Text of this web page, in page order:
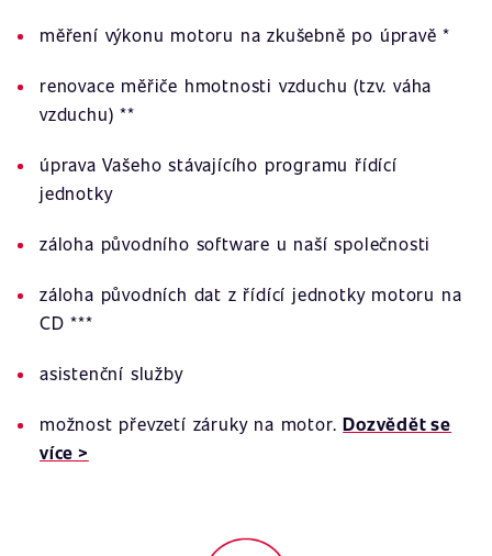
měření výkonu motoru na zkušebně po úpravě *
renovace měřiče hmotnosti vzduchu (tzv. váha
vzduchu) **
úprava Vašeho stávajícího programu řídící
jednotky
záloha původního software u naší společnosti
záloha původních dat z řídící jednotky motoru na
CD ***
asistenční služby
možnost převzetí záruky na motor.Dozvědět se
více >